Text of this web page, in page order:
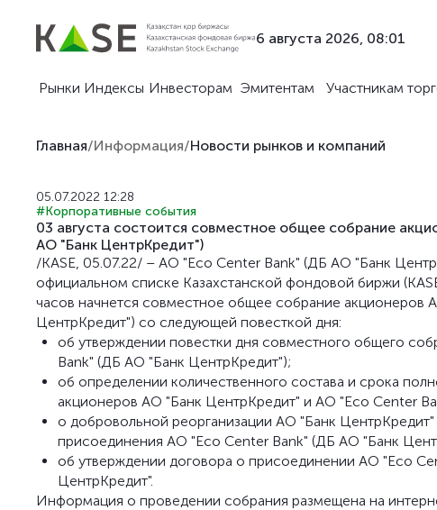
6 августа 2026, 08:01
Рынки Индексы Инвесторам Эмитентам Участникам
Главная/Информация/Новости рынков и компаний
05.07.2022 12:28
#Корпоративные события
03 августа состоится совместное общее собрание
АО "Банк ЦентрКредит")
/KASE, 05.07.22/ – АО "Eco Center Bank" (ДБ АО "Банк
официальном списке Казахстанской фондовой биржи
часов начнется совместное общее собрание
ЦентрКредит") со следующей повесткой дня:
об утверждении повестки дня совместного общего
Bank" (ДБ АО "Банк ЦентрКредит");
об определении количественного состава и срока
акционеров АО "Банк ЦентрКредит" и АО "Eco Center
о добровольной реорганизации АО "Банк
присоединения АО "Eco Center Bank" (ДБ АО "Банк
об утверждении договора о присоединении АО "Eco
ЦентрКредит".
Информация о проведении собрания размещена на